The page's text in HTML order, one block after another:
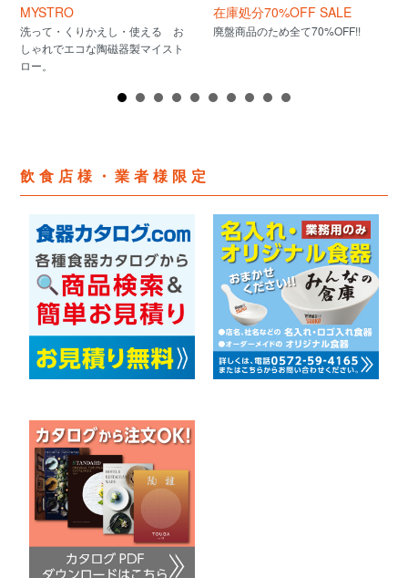
MYSTRO
洗って・くりかえし・使える お
しゃれでエコな陶磁器製マイスト
ロー。
在庫処分70%OFF SALE
廃盤商品のため全て70%OFF!!
飲食店様・業者様限定